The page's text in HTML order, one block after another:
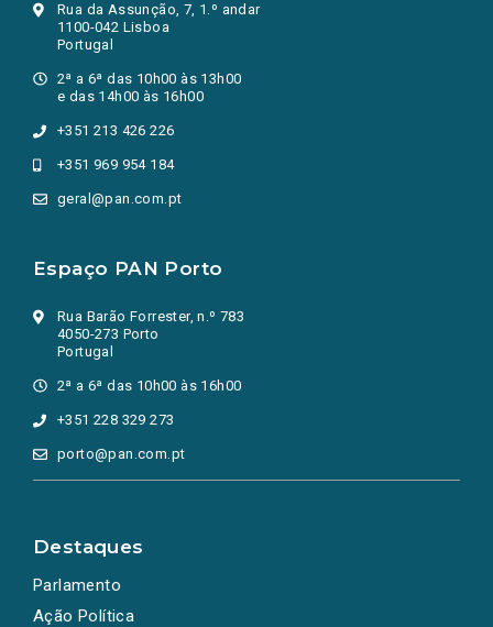
Rua da Assunção, 7, 1.º andar
1100-042 Lisboa
Portugal
2ª a 6ª das 10h00 às 13h00
e das 14h00 às 16h00
+351 213 426 226
+351 969 954 184
geral@pan.com.pt
Espaço PAN Porto
Rua Barão Forrester, n.º 783
4050-273 Porto
Portugal
2ª a 6ª das 10h00 às 16h00
+351 228 329 273
porto@pan.com.pt
Destaques
Parlamento
Ação Política